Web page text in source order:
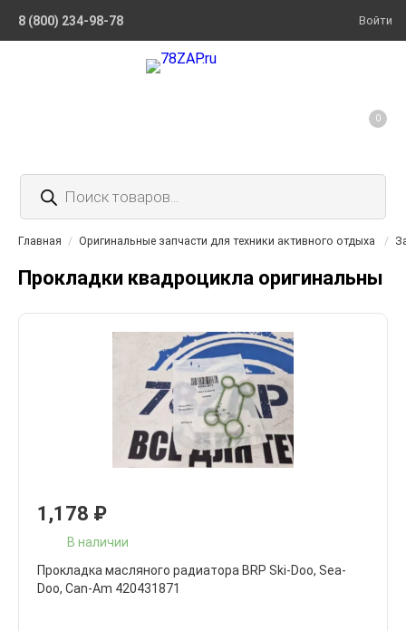
8 (800) 234-98-78 Войти
Поиск
товаров
0
Главная / Оригинальные запчасти для техники активного отдыха /
Прокладки квадроцикла оригинальны
1,178 ₽
В наличии
Прокладка масляного радиатора BRP Ski-Doo, Sea-
Doo, Can-Am 420431871